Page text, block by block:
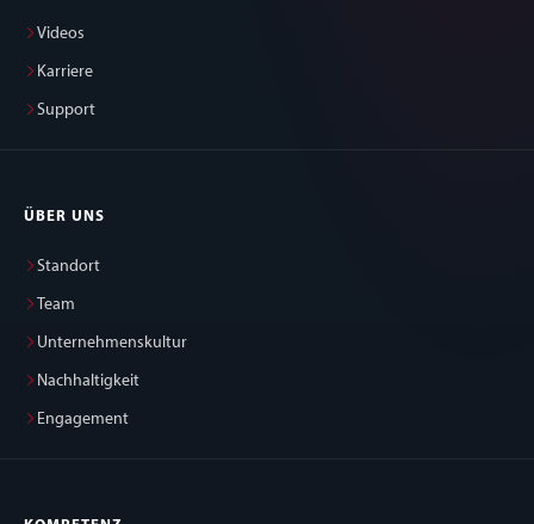
Videos
Karriere
Support
ÜBER UNS
Standort
Team
Unternehmenskultur
Nachhaltigkeit
Engagement